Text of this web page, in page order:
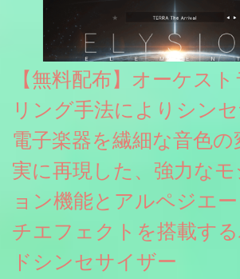
【無料配布】オーケス
リング手法によりシン
電子楽器を繊細な音色の
実に再現した、強力な
ョン機能とアルペジエ
チエフェクトを搭載す
ドシンセサイザー